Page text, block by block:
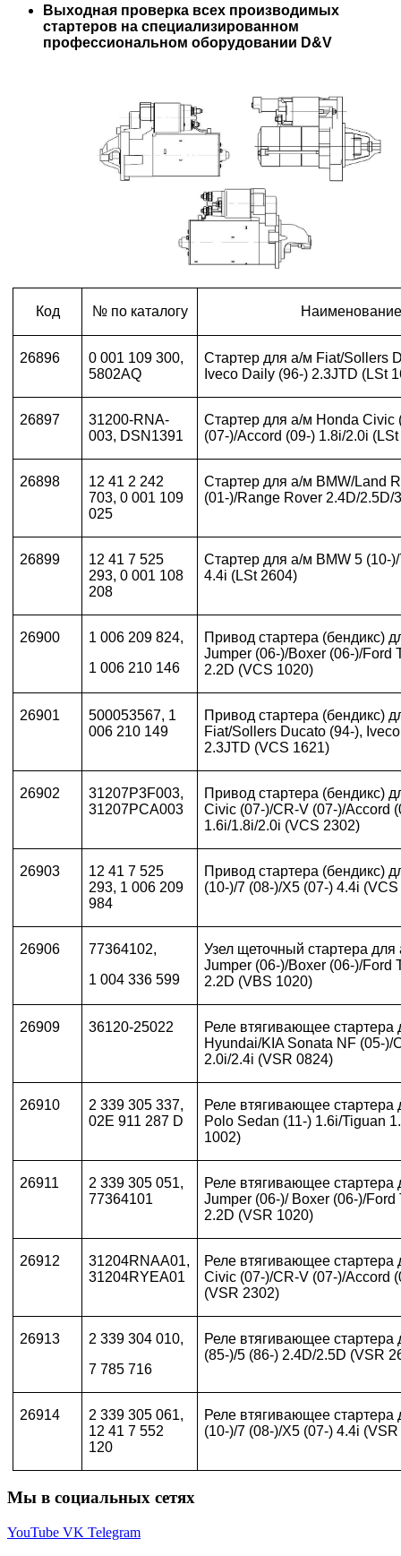
Выходная проверка всех производимых
стартеров на специализированном
профессиональном оборудовании D&V
Код № по каталогу
26896
0 001 109 300,
5802AQ
Стартер для а/м Fiat/Sollers
Iveco Daily (96-) 2.3JTD (LSt
26897
31200-RNA-
003, DSN1391
Стартер для а/м Honda Civic
(07-)/Accord (09-) 1.8i/2.0i
26898 12 41 2 242
703, 0 001 109
025
Стартер для а/м BMW/Land
(01-)/Range Rover 2.4D/2.5D/
26899
12 41 7 525
293, 0 001 108
208
Стартер для а/м BMW 5 (10-
4.4i (LSt2604)
26900
1 006 209 824,
1 006 210 146
Привод стартера (бендикс)
Jumper (06-)/Boxer (06-)/Ford
2.2D (VCS 1020)
26901
500053567, 1
006 210 149
Привод стартера (бендикс)
Fiat/Sollers Ducato (94-),
2.3JTD (VCS 1621)
26902
31207P3F003,
31207PCA003
Привод стартера (бендикс)
Civic (07-)/CR-V (07-)/Accord
1.6i/1.8i/2.0i (VCS 2302)
26903 12 41 7 525
293, 1 006 209
984
Привод стартера (бендикс)
(10-)/7 (08-)/X5 (07-) 4.4i (VCS
26906
77364102,
1 004 336 599
Узел щеточный стартера для
Jumper (06-)/Boxer (06-)/Ford
2.2D (VBS 1020)
26909 36120-25022
Реле втягивающее стартера
Hyundai/KIA Sonata NF (05-)/
2.0i/2.4i (VSR 0824)
26910
2 339 305 337,
02E 911 287 D
Реле втягивающее стартера
Polo Sedan (11-) 1.6i/Tiguan
1002)
26911
2 339 305 051,
77364101
Реле втягивающее стартера
Jumper (06-)/ Boxer (06-)/Ford
2.2D (VSR 1020)
26912
31204RNAA01,
31204RYEA01
Реле втягивающее стартера
Civic (07-)/CR-V (07-)/Accord
(VSR 2302)
26913
2 339 304 010,
7 785 716
Реле втягивающее стартера
(85-)/5 (86-) 2.4D/2.5D (VSR
26914
2 339 305 061,
12 41 7 552
120
Реле втягивающее стартера
(10-)/7 (08-)/X5 (07-) 4.4i
Мы в социальных сетях
YouTube VK Telegram